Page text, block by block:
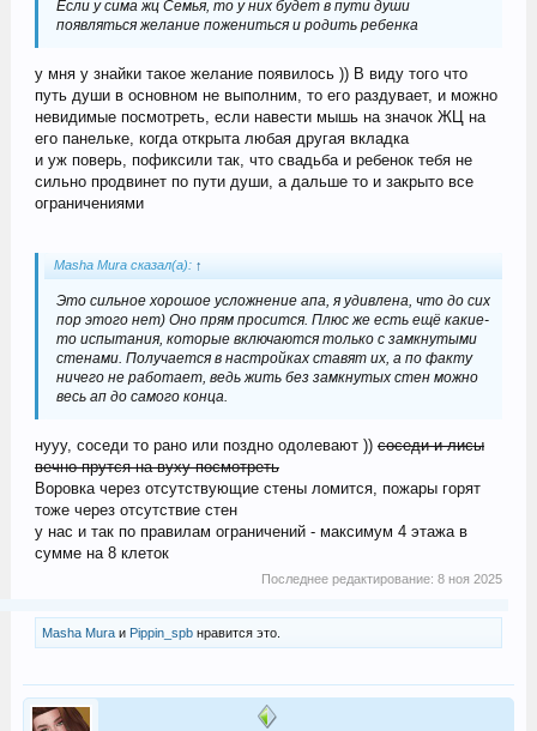
Если у сима жц Семья, то у них будет в пути души
появляться желание пожениться и родить ребенка
у мня у знайки такое желание появилось )) В виду того что
путь души в основном не выполним, то его раздувает, и можно
невидимые посмотреть, если навести мышь на значок ЖЦ на
его панельке, когда открыта любая другая вкладка
и уж поверь, пофиксили так, что свадьба и ребенок тебя не
сильно продвинет по пути души, а дальше то и закрыто все
ограничениями
Masha Mura сказал(а): ↑
Это сильное хорошое усложнение апа, я удивлена, что до сих
пор этого нет) Оно прям просится. Плюс же есть ещё какие-
то испытания, которые включаются только с замкнутыми
стенами. Получается в настройках ставят их, а по факту
ничего не работает, ведь жить без замкнутых стен можно
весь ап до самого конца.
нууу, соседи то рано или поздно одолевают )) соседи и лисы
вечно прутся на вуху посмотреть
Воровка через отсутствующие стены ломится, пожары горят
тоже через отсутствие стен
у нас и так по правилам ограничений - максимум 4 этажа в
сумме на 8 клеток
Последнее редактирование:8 ноя 2025
Masha Muraи Pippin_spbнравится это.